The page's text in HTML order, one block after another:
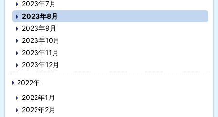
2023年7月
2023年8月
2023年9月
2023年10月
2023年11月
2023年12月
2022年
2022年1月
2022年2月